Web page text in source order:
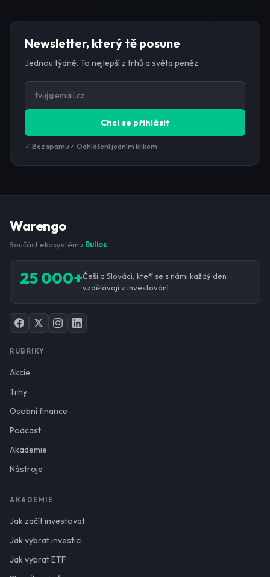
Newsletter, který tě posune
Jednou týdně. To nejlepší z trhů a světa peněz.
Chci se přihlásit
✓ Bez spamu ✓ Odhlášení jedním klikem
Warengo
Součást ekosystému Bulios
25 000+Češi a Slováci, kteří se s námi každý den
vzdělávají v investování.
RUBRIKY
Akcie
Trhy
Osobní finance
Podcast
Akademie
Nástroje
AKADEMIE
Jak začít investovat
Jak vybrat investici
Jak vybrat ETF